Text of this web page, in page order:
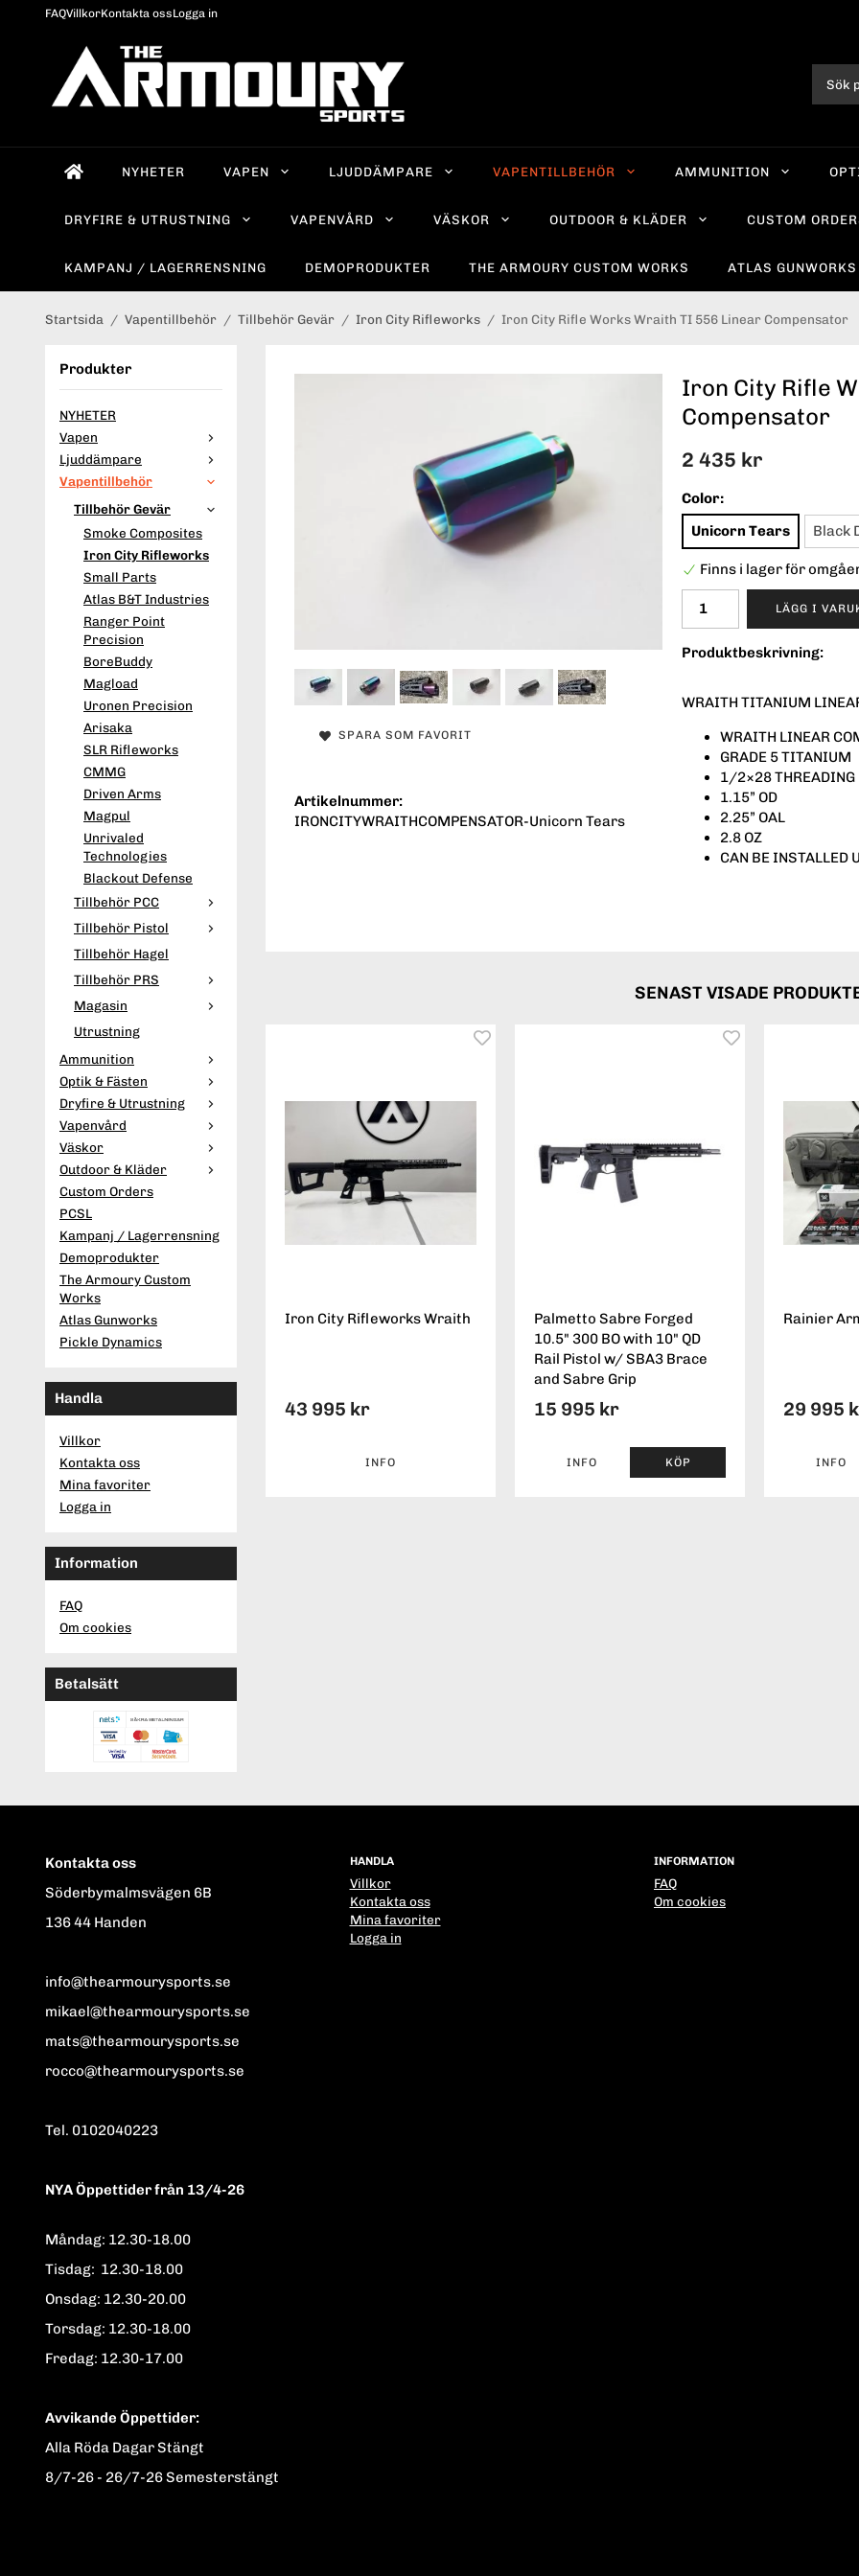
FAQVillkorKontakta ossLogga in
NYHETER VAPEN LJUDDÄMPARE VAPENTILLBEHÖR AMMUNITION
DRYFIRE & UTRUSTNING VAPENVÅRD VÄSKOR OUTDOOR & KLÄDER CUSTOM
KAMPANJ / LAGERRENSNING DEMOPRODUKTER THE ARMOURY CUSTOM WORKS ATLAS GUNWORKS
Startsida / Vapentillbehör / Tillbehör Gevär / Iron City Rifleworks / Iron City Rifle Works Wraith TI 556 Linear Compensator
Produkter
NYHETER
Vapen
Ljuddämpare
Vapentillbehör
Tillbehör Gevär
Smoke Composites
Iron City Rifleworks
Small Parts
Atlas B&T Industries
Ranger Point
Precision
BoreBuddy
Magload
Uronen Precision
Arisaka
SLR Rifleworks
CMMG
Driven Arms
Magpul
Unrivaled
Technologies
Blackout Defense
Tillbehör PCC
Tillbehör Pistol
Tillbehör Hagel
Tillbehör PRS
Magasin
Utrustning
Ammunition
Optik & Fästen
Dryfire & Utrustning
Vapenvård
Väskor
Outdoor & Kläder
Custom Orders
PCSL
Kampanj / Lagerrensning
Demoprodukter
The Armoury Custom
Works
Atlas Gunworks
Pickle Dynamics
Handla
Villkor
Kontakta oss
Mina favoriter
Logga in
Information
FAQ
Om cookies
Betalsätt
Iron City Rifle
Compensator
2 435 kr
Color:
Unicorn Tears
Black
Finns i lager för
LÄGG I
Produktbeskrivning:
WRAITH TITANIUM
WRAITH LINEAR
GRADE 5 TITANIUM
1/2×28 THREADING
1.15” OD
2.25” OAL
2.8 OZ
CAN BE INSTALLED
SPARA SOM FAVORIT
Artikelnummer:
IRONCITYWRAITHCOMPENSATOR-Unicorn Tears
SENAST VISADE
Iron City Rifleworks Wraith
43 995 kr
INFO
Palmetto Sabre Forged
10.5" 300 BO with 10" QD
Rail Pistol w/ SBA3 Brace
and Sabre Grip
15 995 kr
INFO KÖP
Rainier
29 995
INFO
Kontakta oss
Söderbymalmsvägen 6B
136 44 Handen
info@thearmourysports.se
mikael@thearmourysports.se
mats@thearmourysports.se
rocco@thearmourysports.se
Tel. 0102040223
NYA Öppettider från 13/4-26
Måndag: 12.30-18.00
Tisdag: 12.30-18.00
Onsdag: 12.30-20.00
Torsdag: 12.30-18.00
Fredag: 12.30-17.00
Avvikande Öppettider:
Alla Röda Dagar Stängt
8/7-26 - 26/7-26 Semesterstängt
HANDLA
Villkor
Kontakta oss
Mina favoriter
Logga in
INFORMATION
FAQ
Om cookies